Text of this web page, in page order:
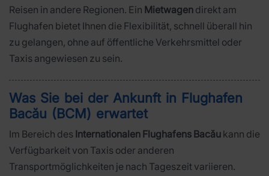
Reisen in andere Regionen. Ein Mietwagen direkt am
Flughafen bietet Ihnen die Flexibilität, schnell überall hin
zu gelangen, ohne auf öffentliche Verkehrsmittel oder
Taxis angewiesen zu sein.
Was Sie bei der Ankunft in Flughafen
Bacău (BCM) erwartet
Im Bereich des Internationalen Flughafens Bacău kann die
Verfügbarkeit von Taxis oder anderen
Transportmöglichkeiten je nach Tageszeit variieren.